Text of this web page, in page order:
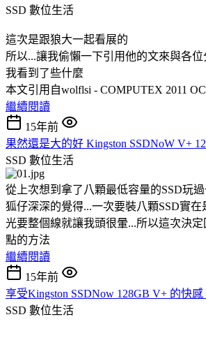
SSD 數位生活
這次是跟狼大一起看展的
所以...讓我偷懶一下引用他的文來與各位
我看到了些什麼
本文引用自wolflsi - COMPUTEX 2011
繼續閱讀
15年前
果然還是大的好 Kingston SSDNoW V+
SSD 數位生活
從上次想到拿了八顆最低容量的SSD玩
狐仔深深的覺得...一次要裝八顆SSD實
光要整個線就讓我頭很暈...所以這次決
點的方法
繼續閱讀
15年前
享受Kingston SSDNow 128GB V+ 的快感
SSD 數位生活